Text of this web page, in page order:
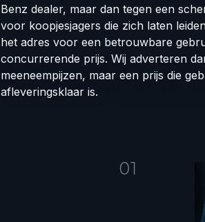
Benz dealer, maar dan tegen een
voor koopjesjagers die zich laten
het adres voor een betrouwbare
concurrerende prijs. Wij adverteren
meeneempijzen, maar een prijs die
afleveringsklaar is.
01